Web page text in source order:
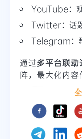
YouTube：
Twitter：话
Telegram：
通过多平台联动
阵，最大化内容